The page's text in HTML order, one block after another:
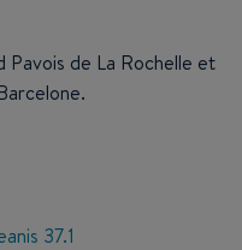
Pavois de La Rochelle et
37.1